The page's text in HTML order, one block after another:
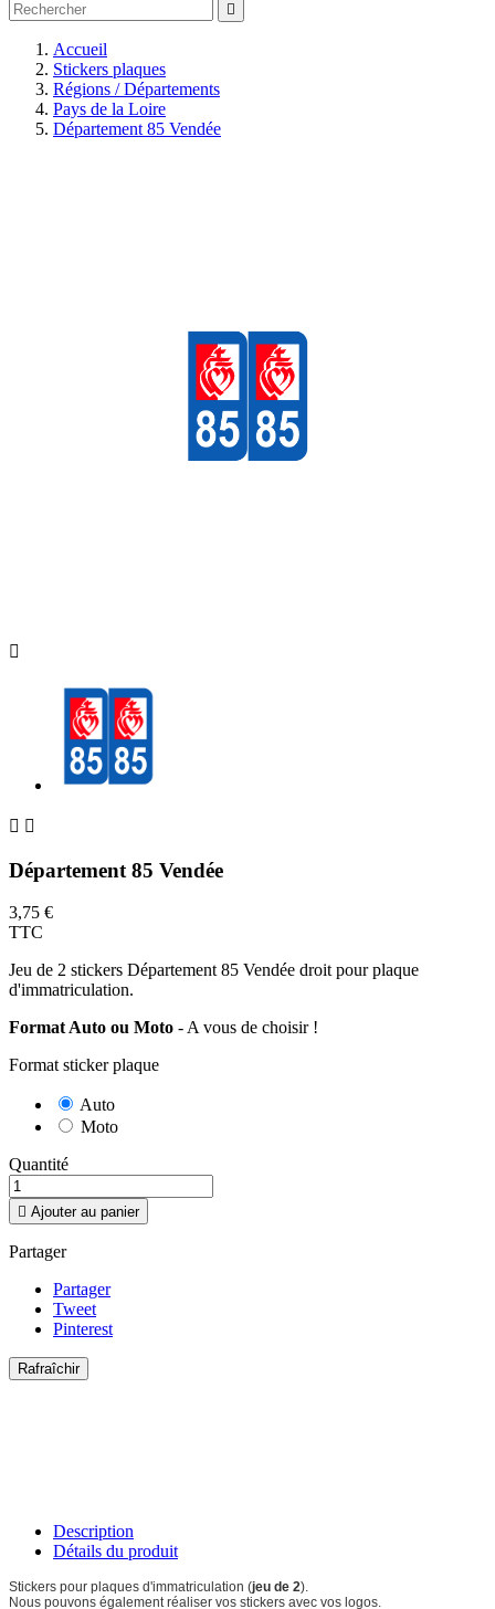

Accueil
Stickers plaques
Régions / Départements
Pays de la Loire
Département 85 Vendée

 
Département 85 Vendée
3,75 €
TTC
Jeu de 2 stickers Département 85 Vendée droit pour plaque
d'immatriculation.
Format Auto ou Moto - A vous de choisir !
Format sticker plaque
Auto
Moto
Quantité
 Ajouter au panier
Partager
Partager
Tweet
Pinterest
Description
Détails du produit
Stickers pour plaques d'immatriculation (jeu de 2).
Nous pouvons également réaliser vos stickers avec vos logos.